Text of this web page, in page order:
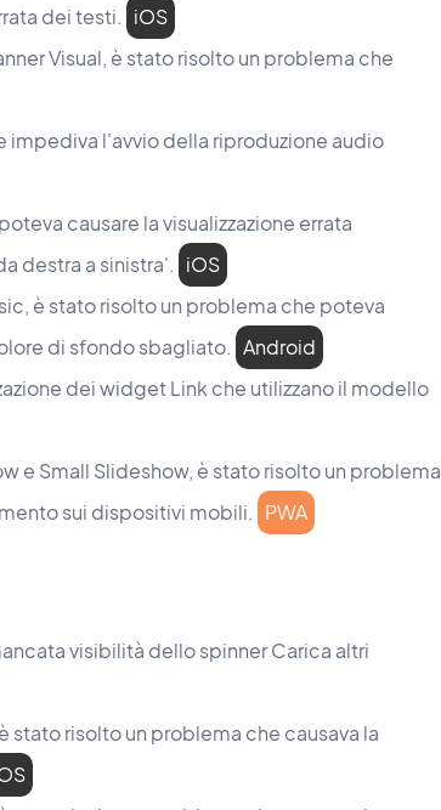
dei testi. iOS
Visual, è stato risolto un problema che
l'avvio della riproduzione audio
causare la visualizzazione errata
destra a sinistra'. iOS
è stato risolto un problema che poteva
di sfondo sbagliato. Android
dei widget Link che utilizzano il modello
e Small Slideshow, è stato risolto un problema
sui dispositivi mobili. PWA
visibilità dello spinner Carica altri
risolto un problema che causava la